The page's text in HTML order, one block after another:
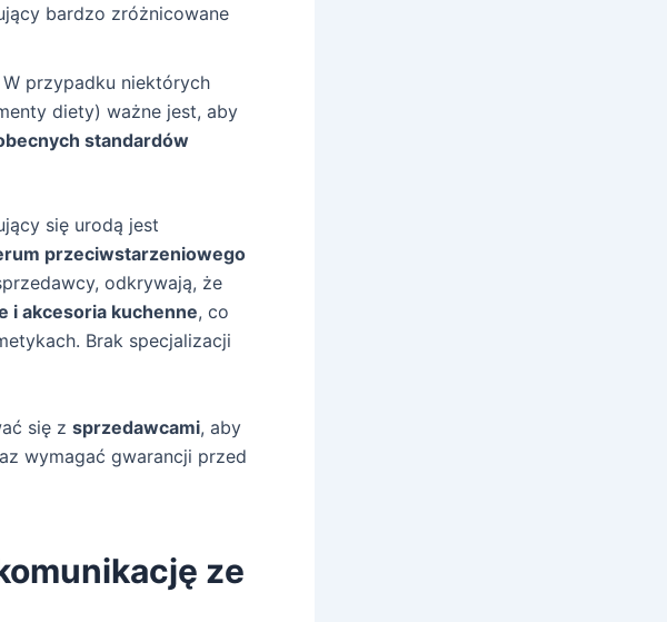
bardzo zróżnicowane
W przypadku niektórych
diety) ważne jest, aby
standardów
się urodą jest
przeciwstarzeniowego
odkrywają, że
i akcesoria kuchenne, co
Brak specjalizacji
się z sprzedawcami, aby
wymagać gwarancji przed
ze